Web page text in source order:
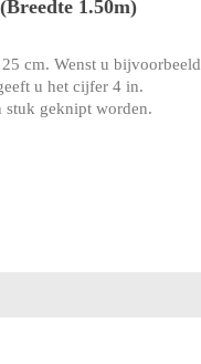
1.50m)
cm. Wenst u bijvoorbeeld
u het cijfer 4 in.
stuk geknipt worden.